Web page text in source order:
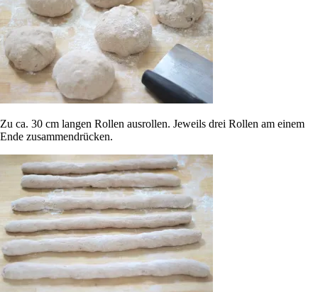
Zu ca. 30 cm langen Rollen ausrollen. Jeweils drei Rollen am einem
Ende zusammendrücken.